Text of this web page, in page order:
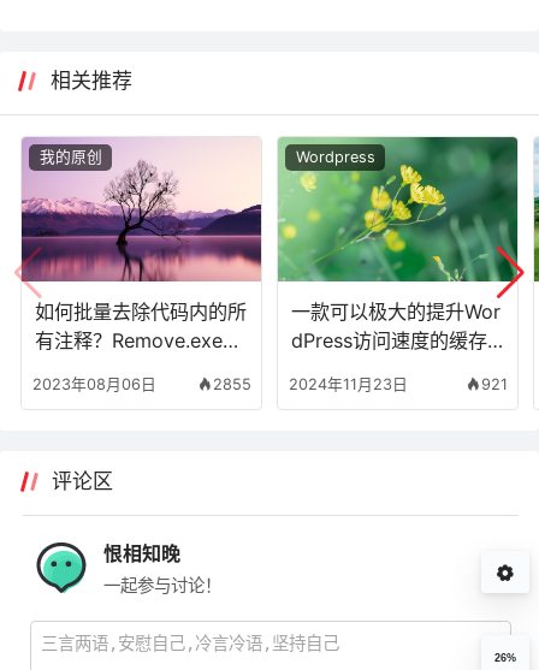
相关推荐
如何批量去除代码内的所
有注释？Remove.exe批
2023年08月06日 2855
我的原创
一款可以极大的提升Wor
dPress访问速度的缓存
2024年11月23日 921
Wordpress
评论区
恨相知晚
一起参与讨论！
26%